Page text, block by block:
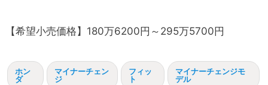
【希望小売価格】180万6200円～295万5700円
ホン
ダ
マイナーチェン
ジ
フィッ
ト
マイナーチェンジモ
デル